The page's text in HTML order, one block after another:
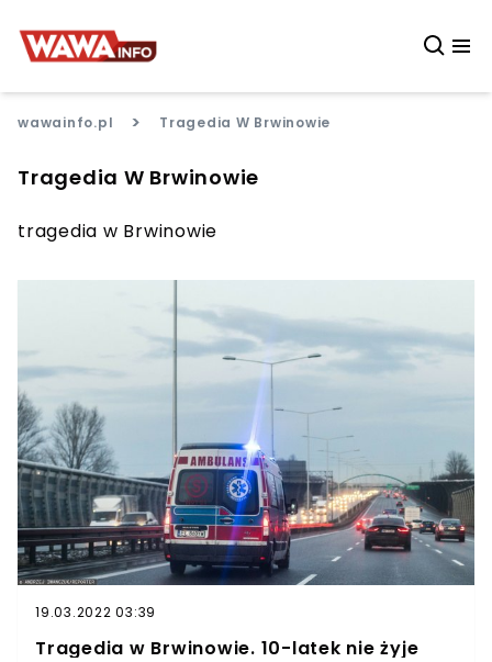
wawainfo.pl > Tragedia W Brwinowie
Tragedia W Brwinowie
tragedia w Brwinowie
19.03.2022 03:39
Tragedia w Brwinowie. 10-latek nie żyje